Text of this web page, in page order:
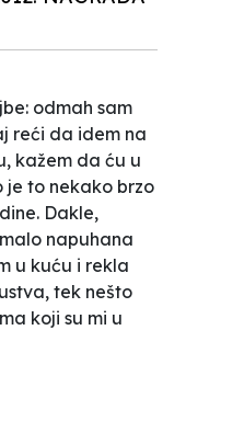
odmah sam
reći da idem na
kažem da ću u
je to nekako brzo
Dakle,
napuhana
u kuću i rekla
tek nešto
koji su mi u